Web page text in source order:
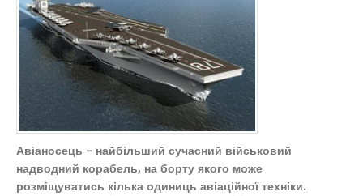
Авіаносець – найбільший сучасний військовий
надводний корабель, на борту якого може
розміщуватись кілька одиниць авіаційної техніки.